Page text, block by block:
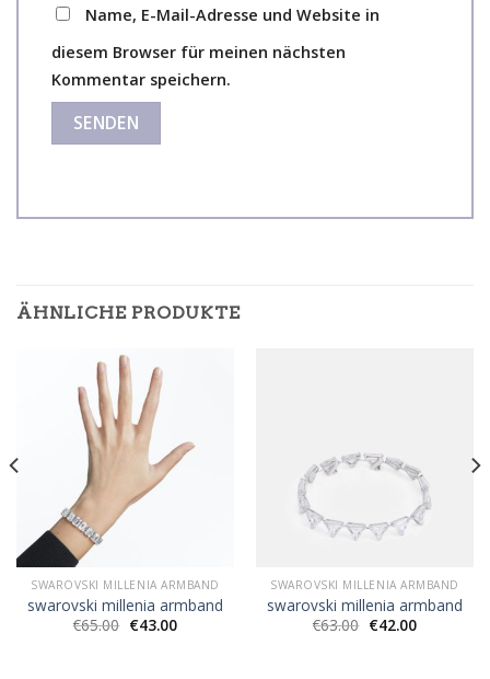
Name, E-Mail-Adresse und Website in
diesem Browser für meinen nächsten
Kommentar speichern.
ÄHNLICHE PRODUKTE
SWAROVSKI MILLENIA ARMBAND
swarovski millenia armband
€65.00 €43.00
SWAROVSKI MILLENIA ARMBAND
swarovski millenia armband
€63.00 €42.00